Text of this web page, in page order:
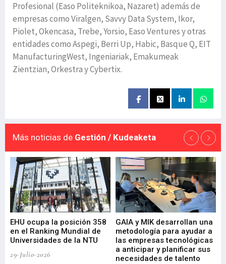
Profesional (Easo Politeknikoa, Nazaret) además de
empresas como Viralgen, Savvy Data System, Ikor,
Piolet, Okencasa, Trebe, Yorsio, Easo Ventures y otras
entidades como Aspegi, Berri Up, Habic, Basque Q, EIT
ManufacturingWest, Ingeniariak, Emakumeak
Zientzian, Orkestra y Cybertix.
Más noticias de Gestión / Kudeaketa
EHU ocupa la posición 358
en el Ranking Mundial de
Universidades de la NTU
29-Julio-2026
GAIA y MIK desarrollan una
metodología para ayudar a
las empresas tecnológicas
a anticipar y planificar sus
necesidades de talento